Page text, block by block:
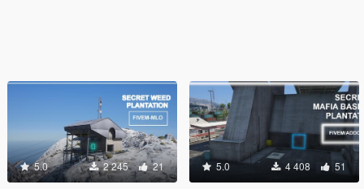
5.0 2 245 21 5.0 4 408 51